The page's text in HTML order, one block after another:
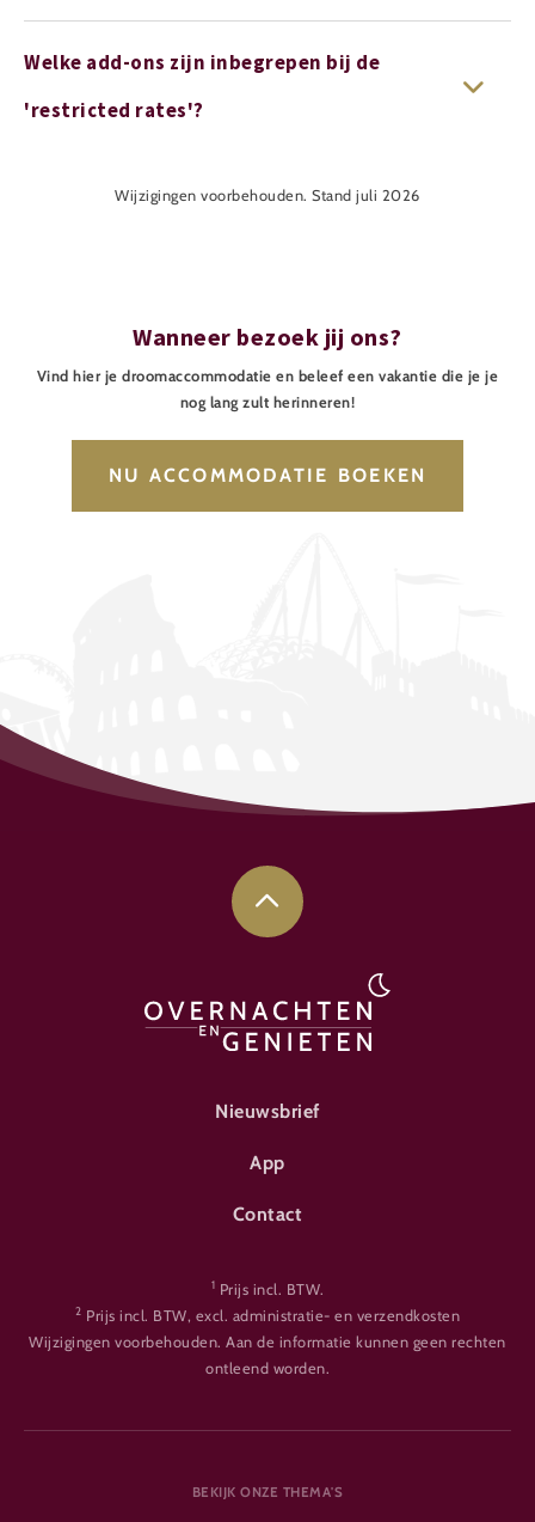
Welke add-ons zijn inbegrepen bij de
'restricted rates'?
Wijzigingen voorbehouden. Stand juli 2026
Wanneer bezoek jij ons?
Vind hier je droomaccommodatie en beleef een vakantie die je je
nog lang zult herinneren!
NU ACCOMMODATIE BOEKEN
FOOTER-ÜBERNACHTEN
Nieuwsbrief
App
Contact
1 Prijs incl. BTW.
2 Prijs incl. BTW, excl. administratie- en verzendkosten
Wijzigingen voorbehouden. Aan de informatie kunnen geen rechten
ontleend worden.
BEKIJK ONZE THEMA'S